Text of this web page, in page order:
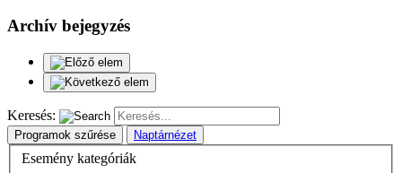
Archív bejegyzés
Keresés:
Programok szűrése Naptárnézet
Esemény kategóriák